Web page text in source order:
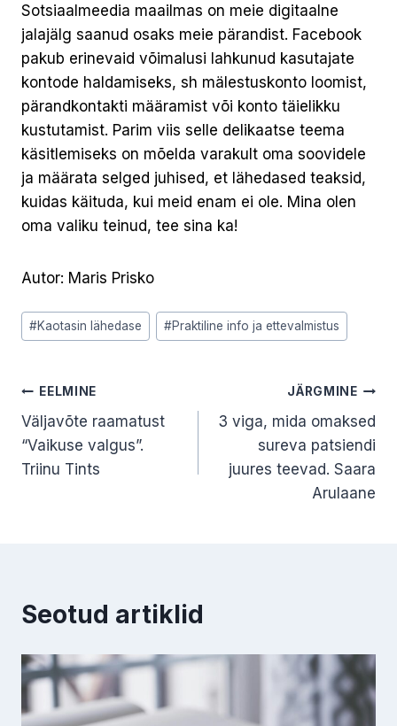
Sotsiaalmeedia maailmas on meie digitaalne
jalajälg saanud osaks meie pärandist. Facebook
pakub erinevaid võimalusi lahkunud kasutajate
kontode haldamiseks, sh mälestuskonto loomist,
pärandkontakti määramist või konto täielikku
kustutamist. Parim viis selle delikaatse teema
käsitlemiseks on mõelda varakult oma soovidele
ja määrata selged juhised, et lähedased teaksid,
kuidas käituda, kui meid enam ei ole. Mina olen
oma valiku teinud, tee sina ka!
Autor: Maris Prisko
Post
Tags:
#Kaotasin lähedase #Praktiline info ja ettevalmistus
Navigeerimine
EELMINE
Väljavõte raamatust
“Vaikuse valgus”.
Triinu Tints
JÄRGMINE
3 viga, mida omaksed
sureva patsiendi
juures teevad. Saara
Arulaane
Seotud artiklid